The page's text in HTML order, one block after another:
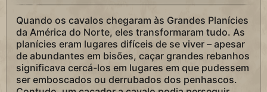
Quando os cavalos chegaram às Grandes Planícies
da América do Norte, eles transformaram tudo. As
planícies eram lugares difíceis de se viver – apesar
de abundantes em bisões, caçar grandes rebanhos
significava cercá-los em lugares em que pudessem
ser emboscados ou derrubados dos penhascos.